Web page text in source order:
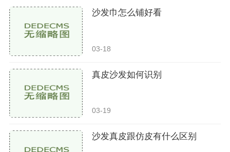
沙发巾怎么铺好看
03-18
真皮沙发如何识别
03-19
沙发真皮跟仿皮有什么区别